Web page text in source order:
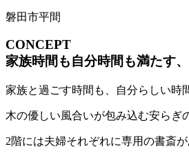
磐田市平間
CONCEPT
家族時間も自分時間も満たす
家族と過ごす時間も、自分らしい時
木の優しい風合いが包み込む安らぎ
2階には夫婦それぞれに専用の書斎